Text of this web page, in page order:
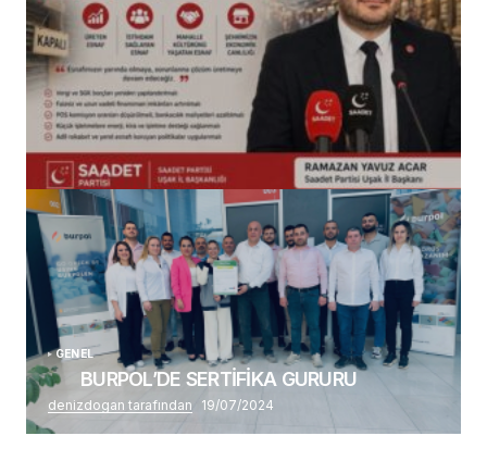
(başlıksız)
Alaattin Karahan tarafından 14/07/2026
GENEL
BURPOL’DE SERTİFİKA GURURU
denizdogan tarafından 19/07/2024